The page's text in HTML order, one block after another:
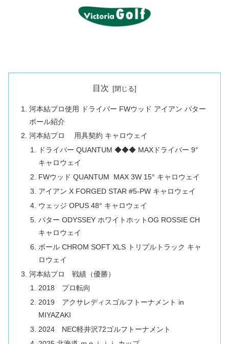
目次
河本結プロ使用 ドライバー FWウッド アイアン パター
ボール紹介
河本結プロ 用具契約 キャロウェイ
ドライバー QUANTUM ◆◆◆ MAXドライバー 9°
キャロウェイ
FWウッド QUANTUM MAX 3W 15° キャロウェイ
アイアン X FORGED STAR #5-PW キャロウェイ
ウェッジ OPUS 48° キャロウェイ
パター ODYSSEY ホワイトホットOG ROSSIE CH
キャロウェイ
ボール CHROM SOFT XLS トリプルトラック キャ
ロウェイ
河本結プロ 戦績（優勝）
2018 プロ転向
2019 アクサレディスゴルフトーナメント in
MIYAZAKI
2024 NEC軽井沢72ゴルフトーナメント